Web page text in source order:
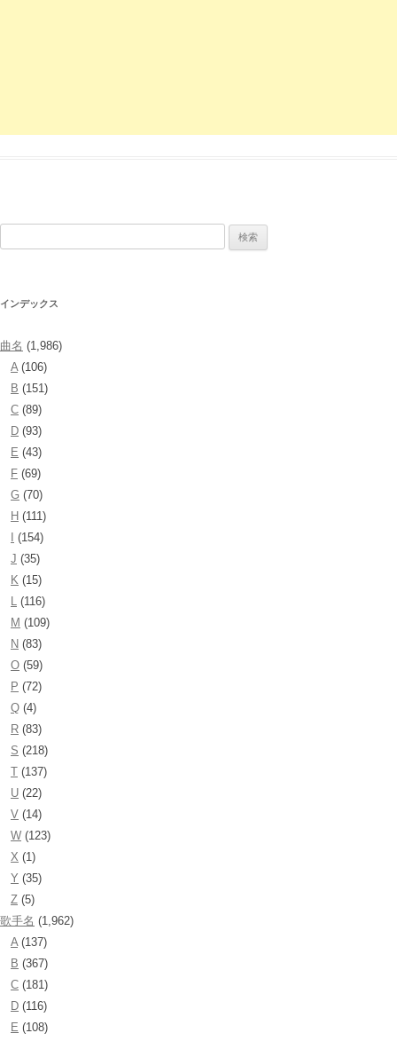
インデックス
曲名 (1,986)
A(106)
B (151)
C (89)
D (93)
E (43)
F (69)
G (70)
H (111)
(154)
J (35)
K (15)
L (116)
M (109)
N (83)
O (59)
P (72)
Q (4)
R (83)
S (218)
T (137)
U (22)
V (14)
W (123)
X (1)
Y (35)
Z (5)
歌手名 (1,962)
A(137)
B (367)
C (181)
D (116)
E (108)